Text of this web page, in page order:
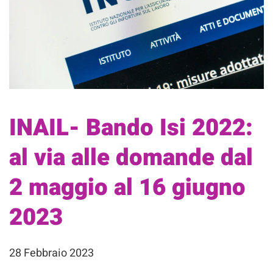
INAIL- Bando Isi 2022:
al via alle domande dal
2 maggio al 16 giugno
2023
28 Febbraio 2023